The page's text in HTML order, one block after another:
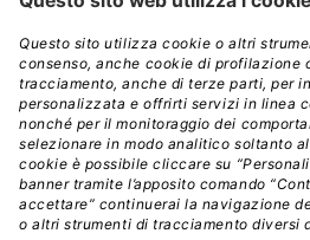
Instoremag
Esplora il
Edra
Edizioni
LSWR